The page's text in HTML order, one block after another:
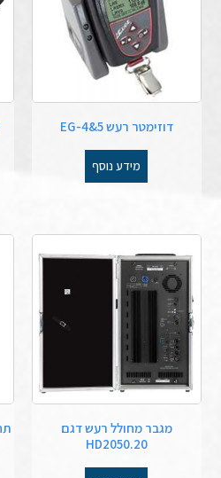
דוזימטר רעש EG-4&5
מידע נוסף
מגבר מחולל רעש דגם
HD2050.20